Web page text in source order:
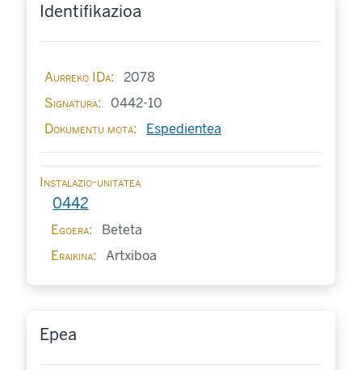
Identifikazioa
Aurreko IDa
2078
Signatura
0442-10
Dokumentu mota
Espedientea
Instalazio-unitatea
0442
Egoera
Beteta
Eraikina
Artxiboa
Epea